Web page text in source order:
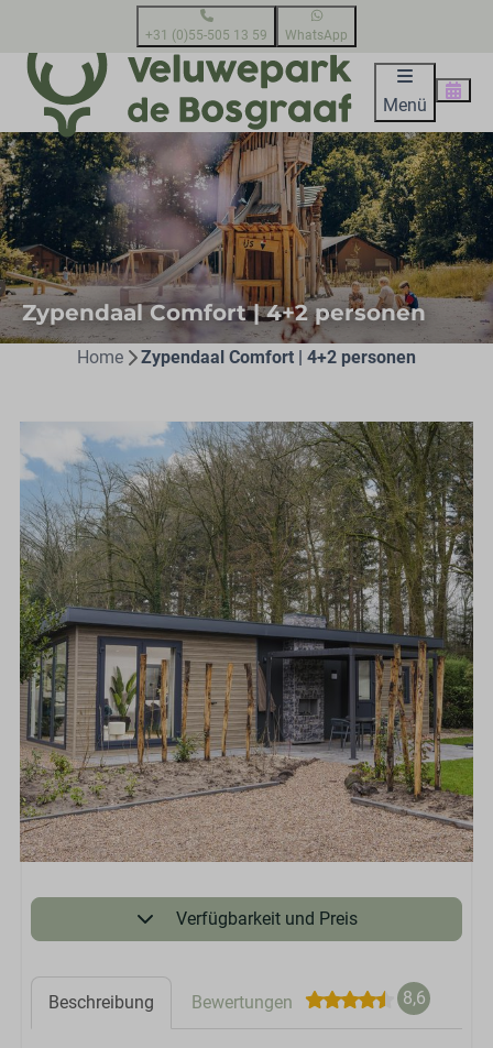
+31 (0)55-505 13 59 WhatsApp
Menü
Zypendaal Comfort | 4+2 personen
Home Zypendaal Comfort | 4+2 personen
Verfügbarkeit und Preis
Beschreibung Bewertungen 8,6